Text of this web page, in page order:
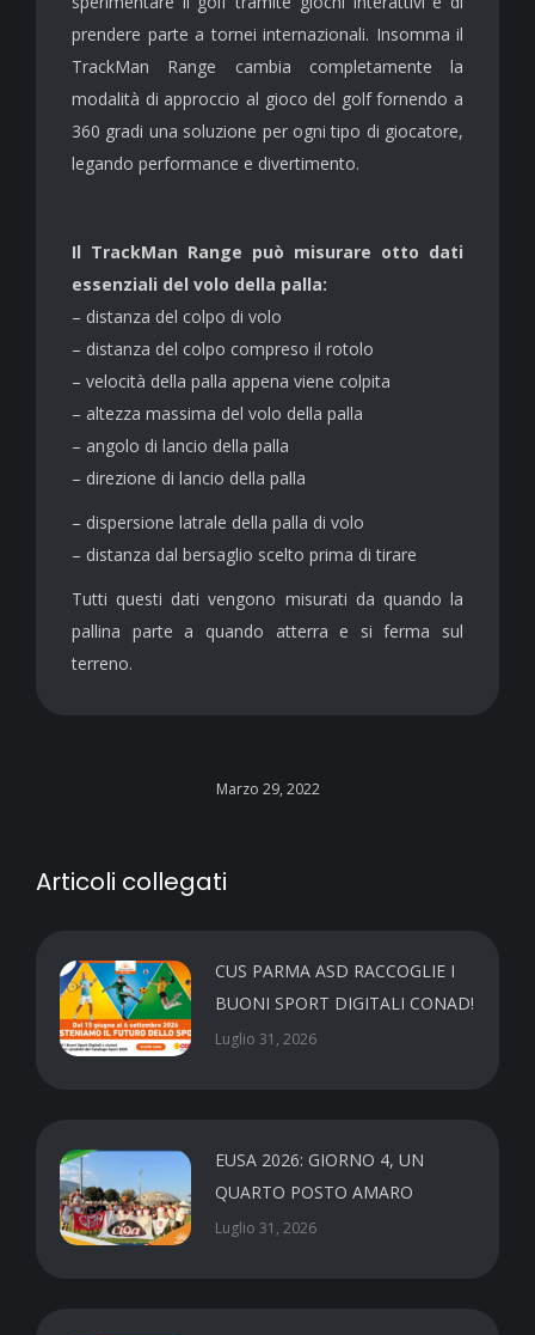
prendere parte a tornei internazionali. Insomma il
TrackMan Range cambia completamente la
modalità di approccio al gioco del golf fornendo a
360 gradi una soluzione per ogni tipo di giocatore,
legando performance e divertimento.
Il TrackMan Range può misurare otto dati
essenziali del volo della palla:
– distanza del colpo di volo
– distanza del colpo compreso il rotolo
– velocità della palla appena viene colpita
– altezza massima del volo della palla
– angolo di lancio della palla
– direzione di lancio della palla
– dispersione latrale della palla di volo
– distanza dal bersaglio scelto prima di tirare
Tutti questi dati vengono misurati da quando la
pallina parte a quando atterra e si ferma sul
terreno.
Marzo 29, 2022
Articoli collegati
CUS PARMA ASD RACCOGLIE I
BUONI SPORT DIGITALI CONAD!
Luglio 31, 2026
EUSA 2026: GIORNO 4, UN
QUARTO POSTO AMARO
Luglio 31, 2026